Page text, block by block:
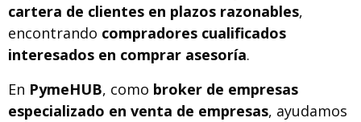
cartera de clientes en plazos razonables,
encontrando compradores cualificados
interesados en comprar asesoría.
En PymeHUB, como broker de empresas
especializado en venta de empresas, ayudamos